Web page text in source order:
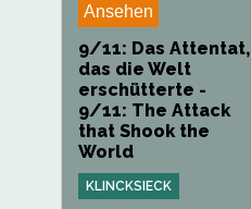
Ansehen
9/11: Das Attentat,
das die Welt
erschütterte -
9/11: The Attack
that Shook the
World
KLINCKSIECK